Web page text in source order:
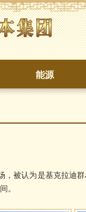
能源
被认为是基克拉迪群
。